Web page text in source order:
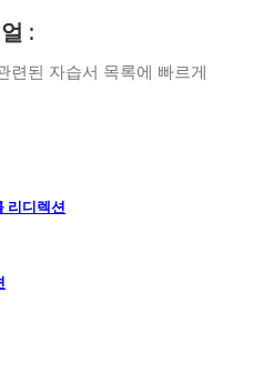
:
련된 자습서 목록에 빠르게
리디렉션